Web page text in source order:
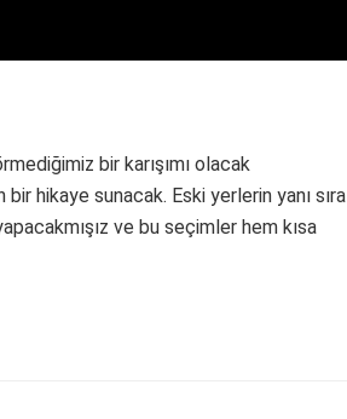
bir karışımı olacak
hikaye sunacak. Eski yerlerin yanı sıra
ve bu seçimler hem kısa